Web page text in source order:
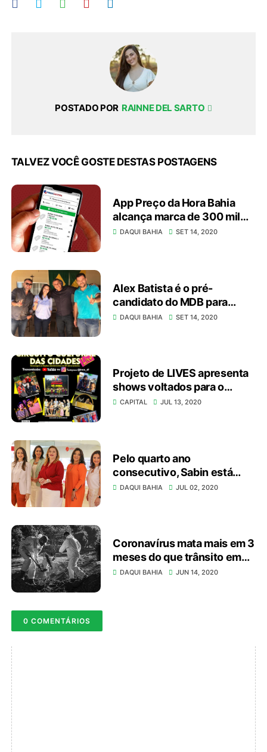
POSTADO POR RAINNE DEL SARTO
TALVEZ VOCÊ GOSTE DESTAS POSTAGENS
App Preço da Hora Bahia
alcança marca de 300 mil
usuários
DAQUI BAHIA SET 14, 2020
Alex Batista é o pré-
candidato do MDB para
prefeito de Cidade
DAQUI BAHIA SET 14, 2020
Projeto de LIVES apresenta
shows voltados para o
público infantil
CAPITAL JUL 13, 2020
Pelo quarto ano
consecutivo, Sabin está
entre as melhores empresas
DAQUI BAHIA JUL 02, 2020
Coronavírus mata mais em 3
meses do que trânsito em
todo 2019 no Brasil
DAQUI BAHIA JUN 14, 2020
0 COMENTÁRIOS